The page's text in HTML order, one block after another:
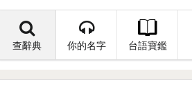
查辭典 你的名字 台語寶鑑